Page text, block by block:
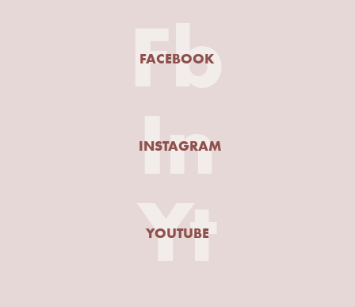
Fb
FACEBOOK
In
INSTAGRAM
Yt
YOUTUBE